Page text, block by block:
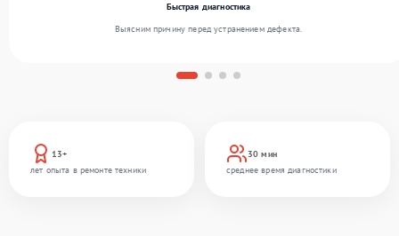
13+
лет опыта в ремонте техники
30 мин
среднее время диагностики
Быстрая диагностика
Выясним причину перед устранением дефекта.